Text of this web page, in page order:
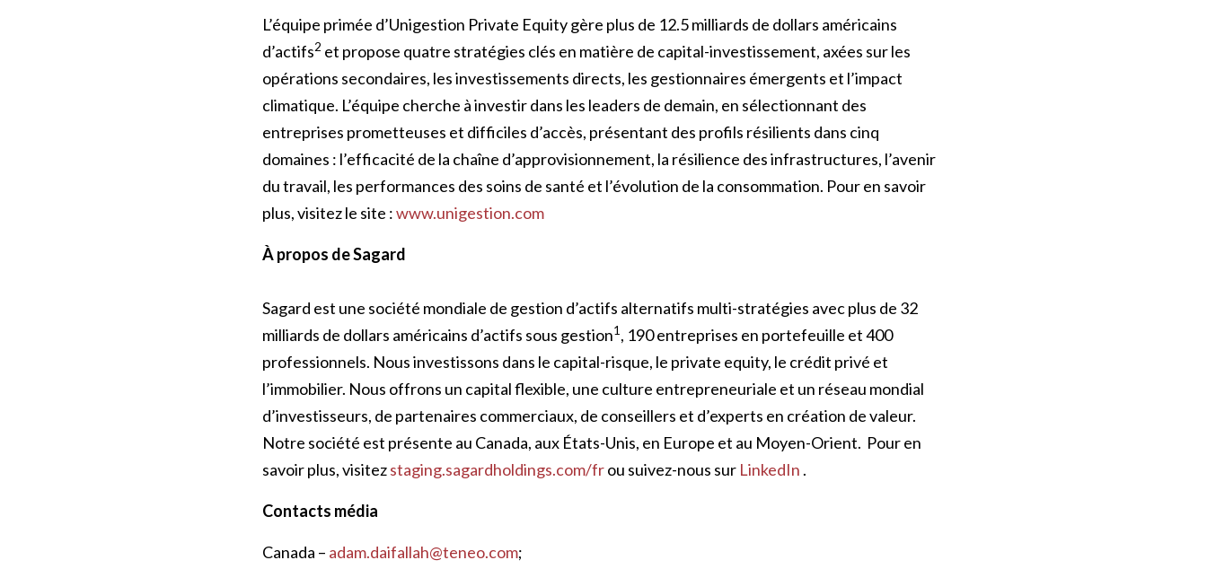
L’équipe primée d’Unigestion Private Equity gère plus de 12.5 milliards de dollars américains
d’actifs2 et propose quatre stratégies clés en matière de capital-investissement, axées sur les
opérations secondaires, les investissements directs, les gestionnaires émergents et l’impact
climatique. L’équipe cherche à investir dans les leaders de demain, en sélectionnant des
entreprises prometteuses et difficiles d’accès, présentant des profils résilients dans cinq
domaines : l’efficacité de la chaîne d’approvisionnement, la résilience des infrastructures, l’avenir
du travail, les performances des soins de santé et l’évolution de la consommation. Pour en savoir
plus, visitez le site :www.unigestion.com
À propos de Sagard
Sagard est une société mondiale de gestion d’actifs alternatifs multi-stratégies avec plus de 32
milliards de dollars américains d’actifs sous gestion1 , 190 entreprises en portefeuille et 400
professionnels. Nous investissons dans le capital-risque, le private equity, le crédit privé et
l’immobilier. Nous offrons un capital flexible, une culture entrepreneuriale et un réseau mondial
d’investisseurs, de partenaires commerciaux, de conseillers et d’experts en création de valeur.
Notre société est présente au Canada, aux États-Unis, en Europe et au Moyen-Orient. Pour en
savoir plus, visitezstaging.sagardholdings.com/frou suivez-nous sur LinkedIn .
Contacts média
Canada – adam.daifallah@teneo.com;